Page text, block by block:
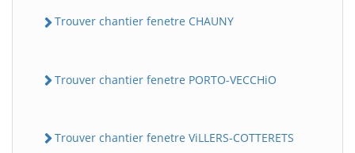
Trouver chantier fenetre CHAUNY
Trouver chantier fenetre PORTO-VECCHiO
Trouver chantier fenetre ViLLERS-COTTERETS